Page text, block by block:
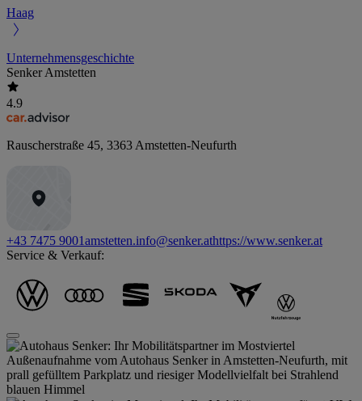
Haag
Unternehmensgeschichte
Senker Amstetten
4.9
Rauscherstraße 45, 3363 Amstetten-Neufurth
+43 7475 9001amstetten.info@senker.athttps://www.senker.at
Service & Verkauf: